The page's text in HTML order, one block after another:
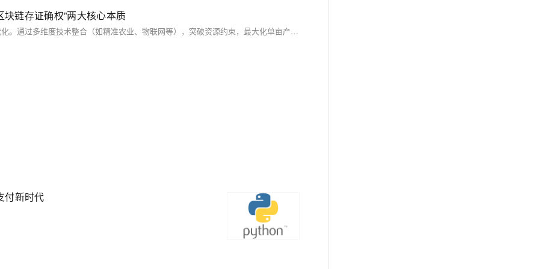
块链存证确权”两大核心本质
“振兴链-技术集成科技小院”以技术集成与区块链为核心，推动农业现代化。通过多维度技术整合（如精准农业、物联网等），突破资源约束，最大化单亩产值；同时利用区块链确权存证，建立透明分配机制，解决传统农业中收益不均问题。技术赋能生产，制度重塑分配，实现效率与公平的平衡，助力乡村振兴与产业升级。典型场景显示，该模式可显著提升单亩价值并确保增值公平分配。
付新时代